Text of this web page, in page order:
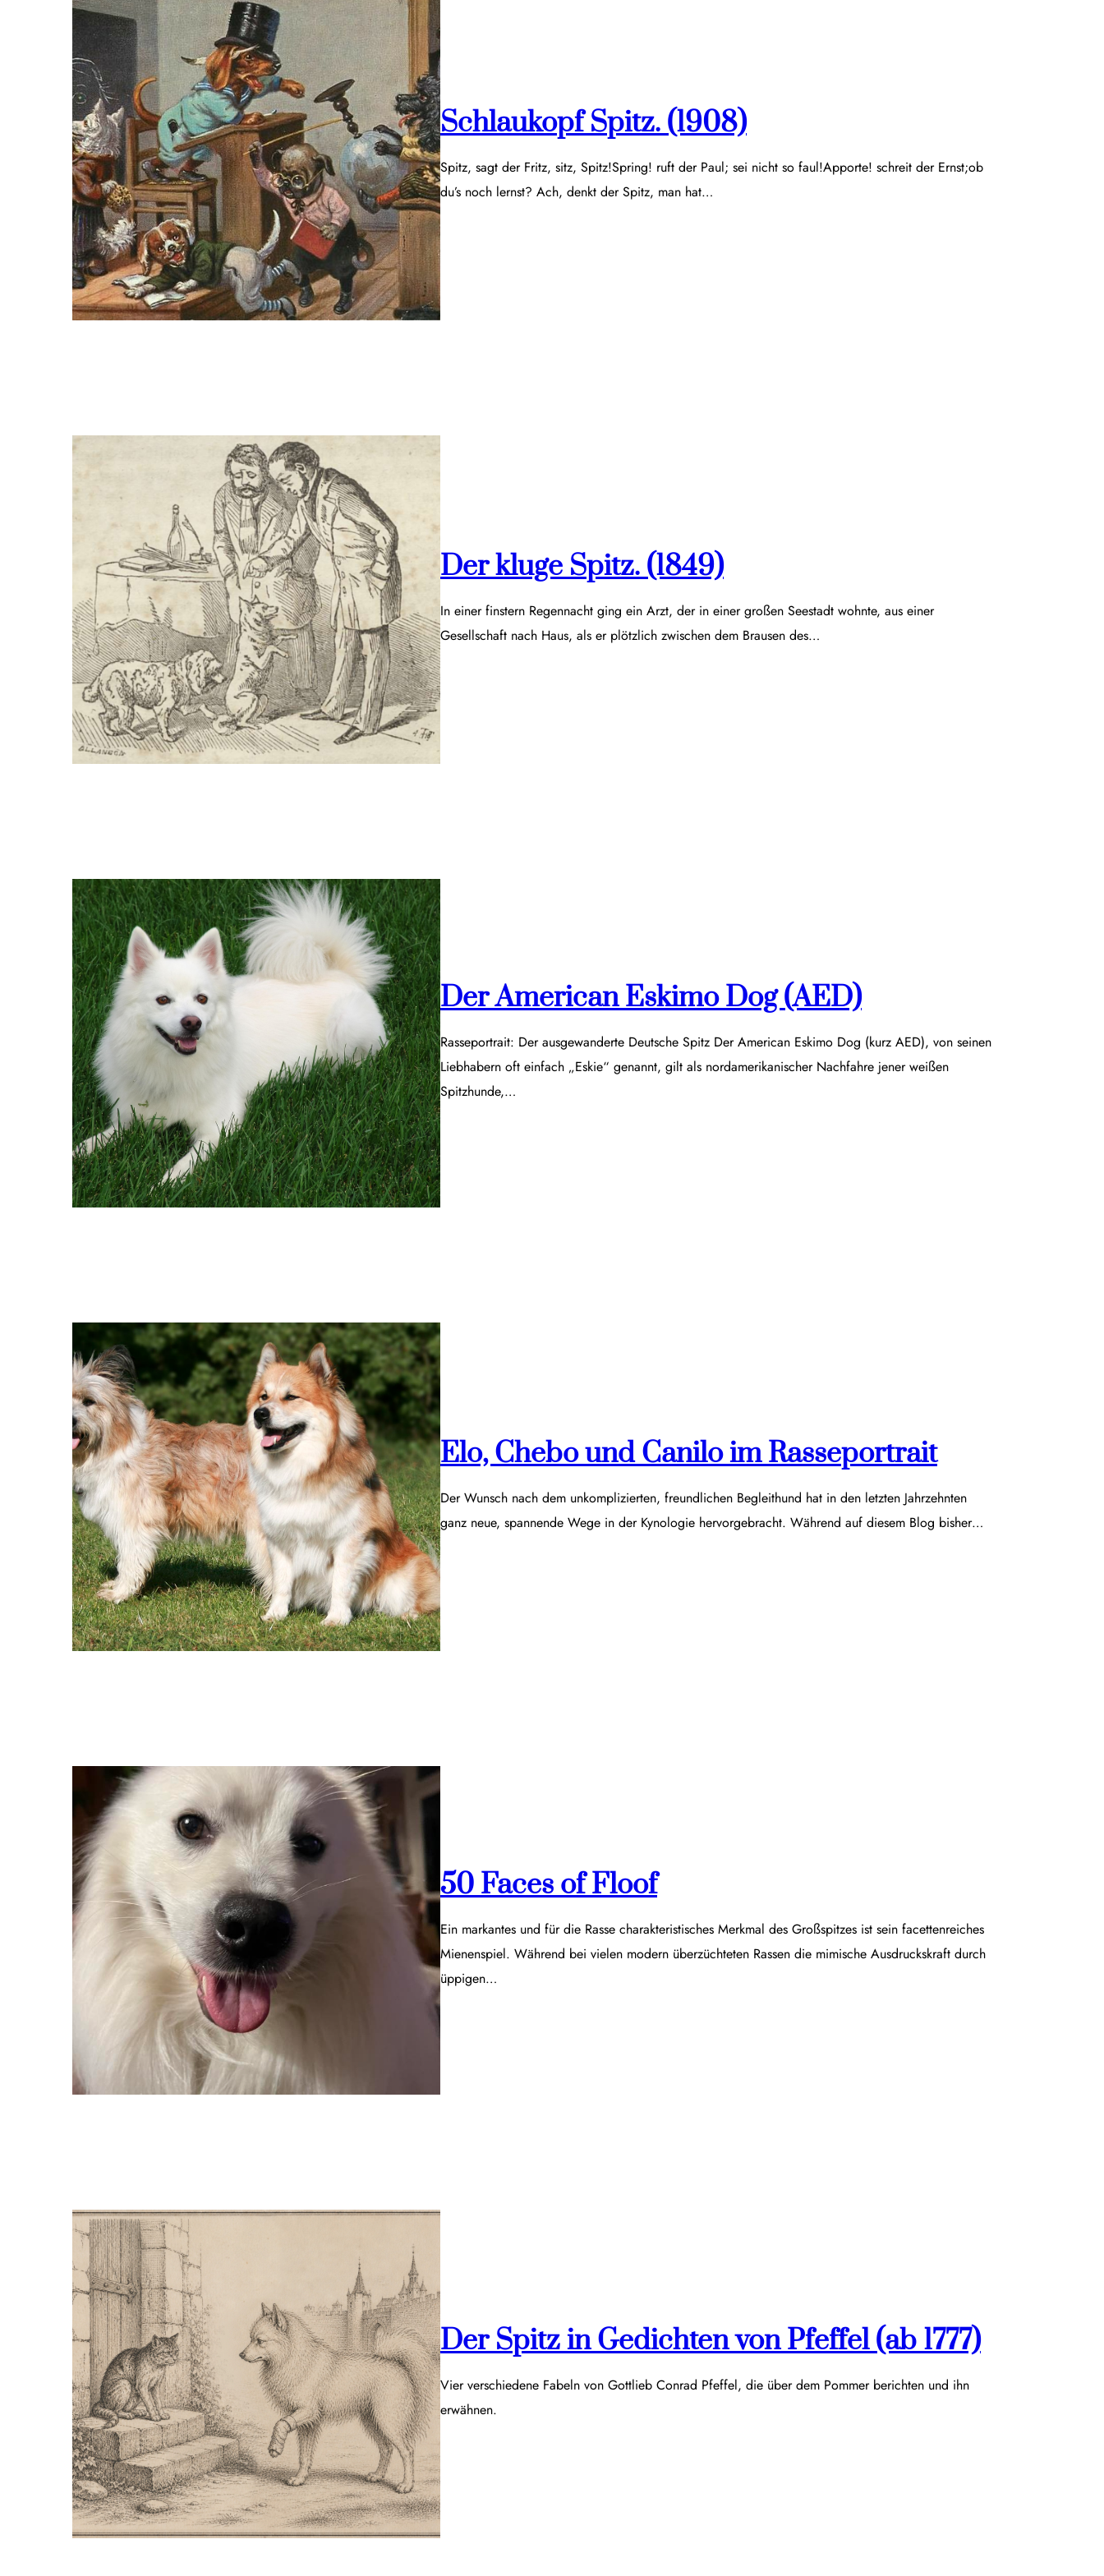
Schlaukopf Spitz. (1908)
Spitz, sagt der Fritz, sitz, Spitz!Spring! ruft der Paul; sei nicht so faul!Apporte! schreit der Ernst;ob
du’s noch lernst? Ach, denkt der Spitz, man hat…
Der kluge Spitz. (1849)
In einer finstern Regennacht ging ein Arzt, der in einer großen Seestadt wohnte, aus einer
Gesellschaft nach Haus, als er plötzlich zwischen dem Brausen des…
Der American Eskimo Dog (AED)
Rasseportrait: Der ausgewanderte Deutsche Spitz Der American Eskimo Dog (kurz AED), von seinen
Liebhabern oft einfach „Eskie“ genannt, gilt als nordamerikanischer Nachfahre jener weißen
Spitzhunde,…
Elo, Chebo und Canilo im Rasseportrait
Der Wunsch nach dem unkomplizierten, freundlichen Begleithund hat in den letzten Jahrzehnten
ganz neue, spannende Wege in der Kynologie hervorgebracht. Während auf diesem Blog bisher…
50 Faces of Floof
Ein markantes und für die Rasse charakteristisches Merkmal des Großspitzes ist sein facettenreiches
Mienenspiel. Während bei vielen modern überzüchteten Rassen die mimische Ausdruckskraft durch
üppigen…
Der Spitz in Gedichten von Pfeffel (ab 1777)
Vier verschiedene Fabeln von Gottlieb Conrad Pfeffel, die über dem Pommer berichten und ihn
erwähnen.